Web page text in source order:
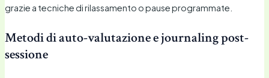
grazie a tecniche di rilassamento o pause programmate.
Metodi di auto-valutazione e journaling post-
sessione